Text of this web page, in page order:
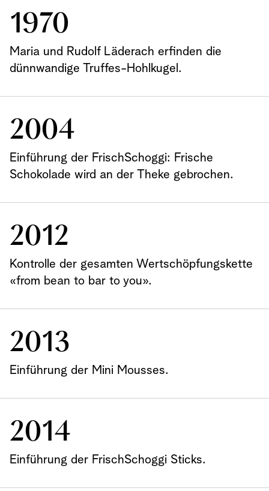
1970
Maria und Rudolf Läderach erfinden die
dünnwandige Truffes-Hohlkugel.
2004
Einführung der FrischSchoggi: Frische
Schokolade wird an der Theke gebrochen.
2012
Kontrolle der gesamten Wertschöpfungskette
«from bean to bar to you».
2013
Einführung der Mini Mousses.
2014
Einführung der FrischSchoggi Sticks.